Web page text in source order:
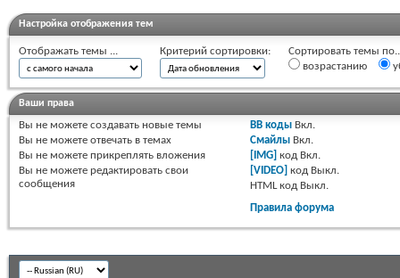
Настройка отображения тем
Отображать темы ... Критерий сортировки:
Сортировать темы
возрастанию
Ваши права
Вы не можете создавать новые темы
Вы не можете отвечать в темах
Вы не можете прикреплять вложения
Вы не можете редактировать свои
сообщения
BB коды Вкл.
Смайлы Вкл.
[IMG] код Вкл.
[VIDEO] код Выкл.
HTML код Выкл.
Правила форума